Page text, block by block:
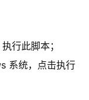
行此脚本；
系统，点击执行